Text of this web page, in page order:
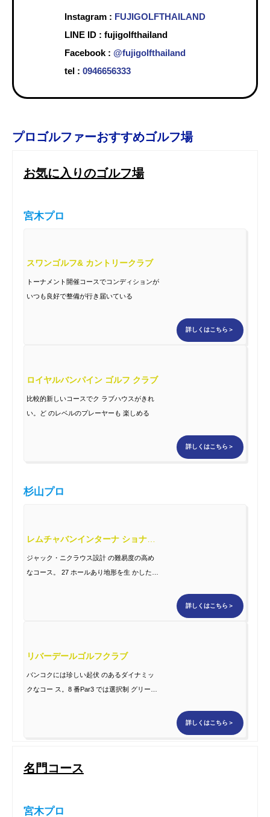
Instagram : FUJIGOLFTHAILAND
LINE ID : fujigolfthailand
Facebook : @fujigolfthailand
tel : 0946656333
プロゴルファーおすすめゴルフ場
お気に入りのゴルフ場
宮木プロ
スワンゴルフ& カントリークラブ
トーナメント開催コースでコンディションが
いつも良好で整備が行き届いている
詳しくはこちら＞
ロイヤルバンパイン ゴルフ クラブ
比較的新しいコースでク ラブハウスがきれ
い。ど のレベルのプレーヤーも 楽しめる
詳しくはこちら＞
杉山プロ
ジャック・ニクラウス設計 の難易度の高め
なコース。 27 ホールあり地形を生 かしたチ
詳しくはこちら＞
リバーデールゴルフクラブ
バンコクには珍しい起伏 のあるダイナミッ
クなコー ス。8 番Par3 では選択制 グリー
詳しくはこちら＞
名門コース
宮木プロ